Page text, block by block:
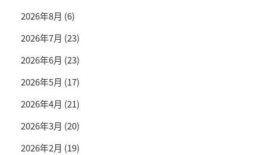
2026年8月 (6)
2026年7月 (23)
2026年6月 (23)
2026年5月 (17)
2026年4月 (21)
2026年3月 (20)
2026年2月 (19)